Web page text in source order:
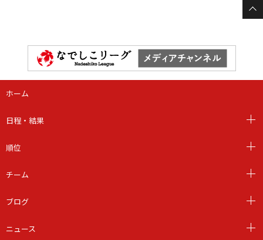
ホーム
日程・結果
順位
チーム
ブログ
ニュース